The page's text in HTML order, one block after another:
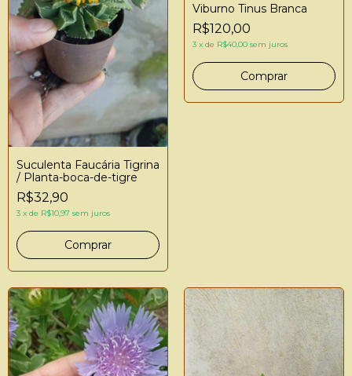
Suculenta Faucária Tigrina
/ Planta-boca-de-tigre
R$32,90
3 x de R$10,97 sem juros
Viburno Tinus Branca
R$120,00
3 x de R$40,00 sem juros